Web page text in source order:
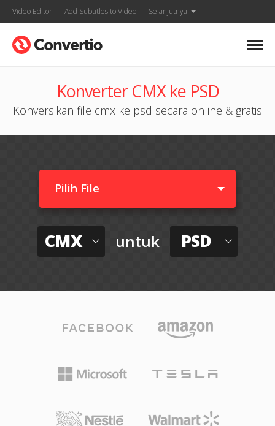
Video Editor Add Subtitles to Video Selanjutnya
Konverter CMX ke PSD
Konversikan file cmx ke psd secara online & gratis
Pilih File
CMX untuk PSD